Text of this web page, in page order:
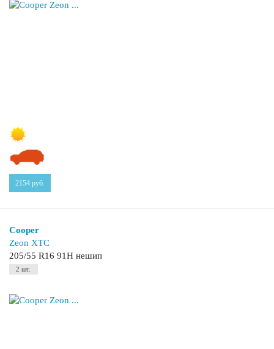
2154 руб.
Cooper
Zeon XTC
205/55 R16 91H нешип
2 шт.